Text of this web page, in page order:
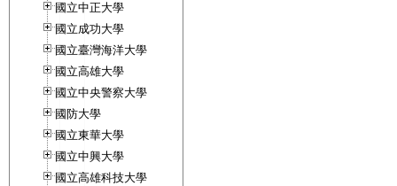
國立中正大學
國立成功大學
國立臺灣海洋大學
國立高雄大學
國立中央警察大學
國防大學
國立東華大學
國立中興大學
國立高雄科技大學